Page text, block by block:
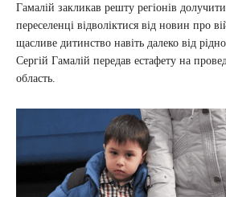
Гамалій закликав решту регіонів
переселенці відволіктися від новин про
щасливе дитинство навіть далеко від
Сергій Гамалій передав естафету на
область.